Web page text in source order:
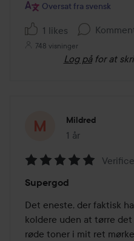
Oversat fra svensk
1 likes
748 visninger
Log på for at
Mildred
1 år
Posten blev
5
ud
af
5
Supergod
Det eneste, der faktisk
koldere uden at tørre
røde toner i mit ret